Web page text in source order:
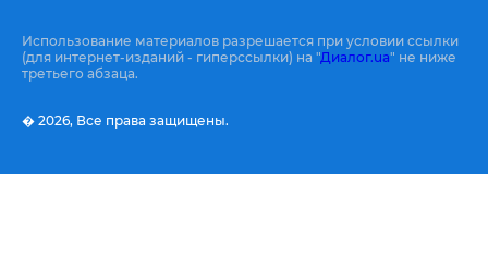
Использование материалов разрешается при условии ссылки
(для интернет-изданий - гиперссылки) на "Диалог.ua" не ниже
третьего абзаца.
� 2026, Все права защищены.